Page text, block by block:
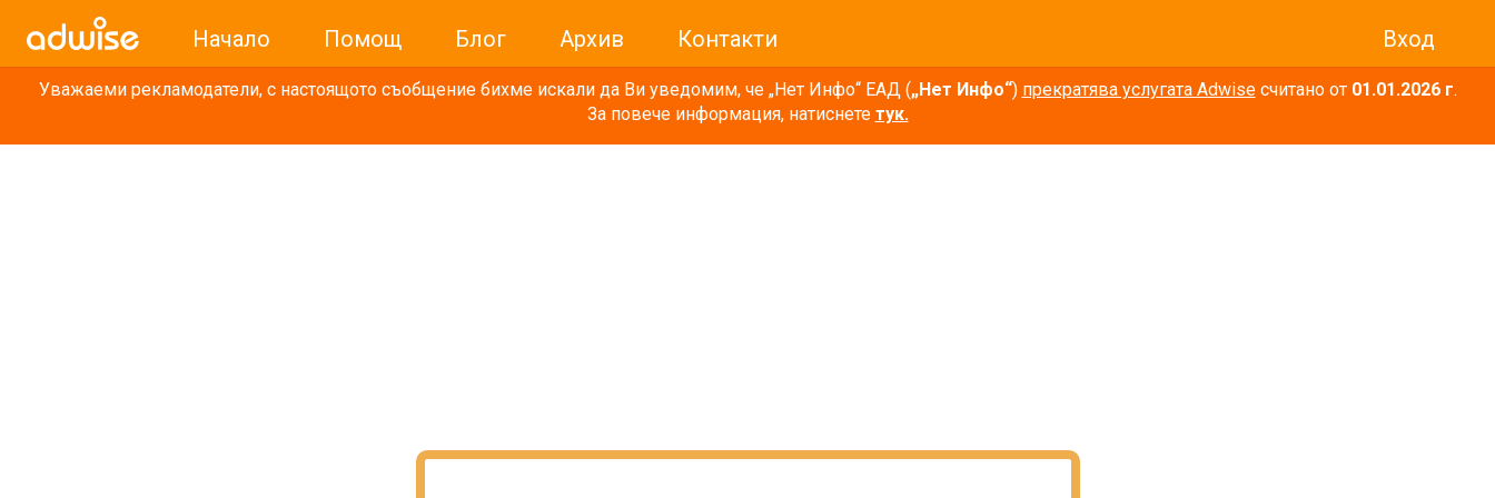
Начало Помощ Блог Архив Контакти Вход
Уважаеми рекламодатели, с настоящото съобщение бихме искали да Ви уведомим, че „Нет Инфо“ ЕАД („Нет Инфо“) прекратява услугата Adwiseсчитано от 01.01.2026 г.
За повече информация, натиснете тук.